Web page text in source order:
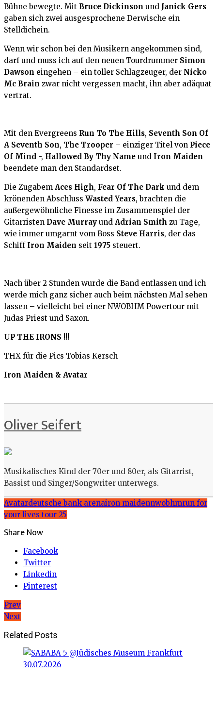
Bühne bewegte. Mit Bruce Dickinson und Janick Gers
gaben sich zwei ausgesprochene Derwische ein
Stelldichein.
Wenn wir schon bei den Musikern angekommen sind,
darf und muss ich auf den neuen Tourdrummer Simon
Dawson eingehen – ein toller Schlagzeuger, der Nicko
Mc Brain zwar nicht vergessen macht, ihn aber adäquat
vertrat.
Mit den Evergreens Run To The Hills, Seventh Son Of
A Seventh Son, The Trooper – einziger Titel von Piece
Of Mind -, Hallowed By Thy Name und Iron Maiden
beendete man den Standardset.
Die Zugabem Aces High, Fear Of The Dark und dem
krönenden Abschluss Wasted Years, brachten die
außergewöhnliche Finesse im Zusammenspiel der
Gitarristen Dave Murray und Adrian Smith zu Tage,
wie immer umgarnt vom Boss Steve Harris, der das
Schiff Iron Maiden seit 1975 steuert.
Nach über 2 Stunden wurde die Band entlassen und ich
werde mich ganz sicher auch beim nächsten Mal sehen
lassen – vielleicht bei einer NWOBHM Powertour mit
Judas Priest und Saxon.
UP THE IRONS !!!
THX für die Pics Tobias Kersch
Iron Maiden & Avatar
Oliver Seifert
Musikalisches Kind der 70er und 80er, als Gitarrist,
Bassist und Singer/Songwriter unterwegs.
Avatardeutsche bank arenairon maidennwobhmrun for
your lives tour 25
Share Now
Facebook
Twitter
Linkedin
Pinterest
Beitragsnavigation
Prev
Next
Related Posts